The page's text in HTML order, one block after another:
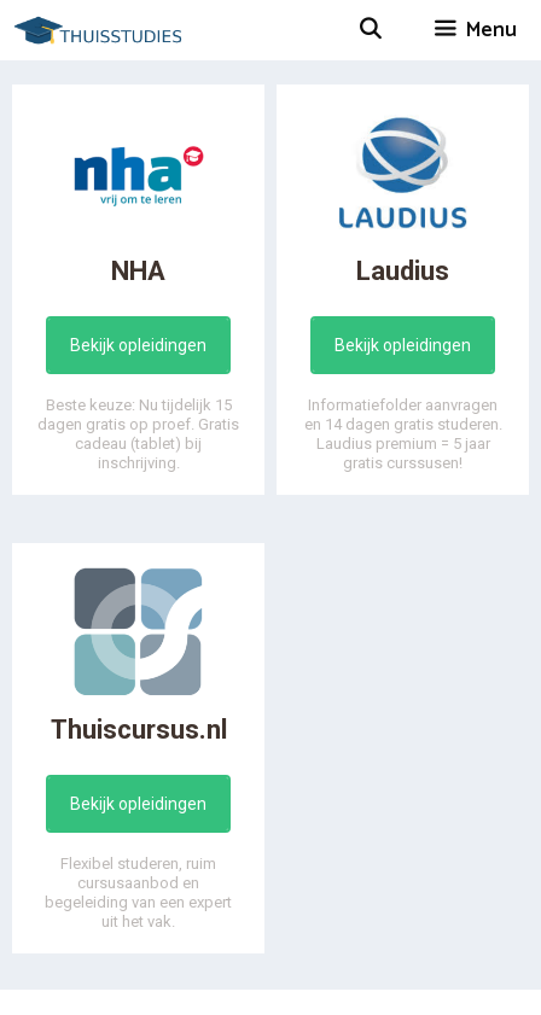
Spring
naar
Menu
NHA
Bekijk opleidingen
Beste keuze: Nu tijdelijk 15
dagen gratis op proef. Gratis
cadeau (tablet) bij
inschrijving.
Laudius
Bekijk opleidingen
Informatiefolder aanvragen
en 14 dagen gratis studeren.
Laudius premium = 5 jaar
gratis curssusen!
Thuiscursus.nl
Bekijk opleidingen
Flexibel studeren, ruim
cursusaanbod en
begeleiding van een expert
uit het vak.